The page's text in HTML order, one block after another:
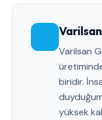
Varilsan
biridir.
yüksek